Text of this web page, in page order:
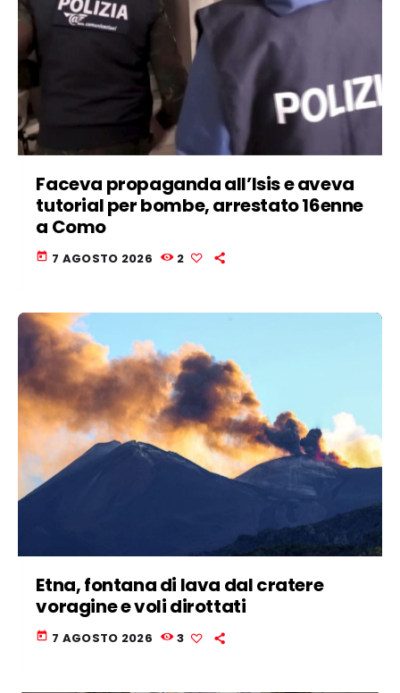
Faceva propaganda all’Isis e aveva
tutorial per bombe, arrestato 16enne
a Como
today 7 AGOSTO 2026 2
Etna, fontana di lava dal cratere
voragine e voli dirottati
today 7 AGOSTO 2026 3